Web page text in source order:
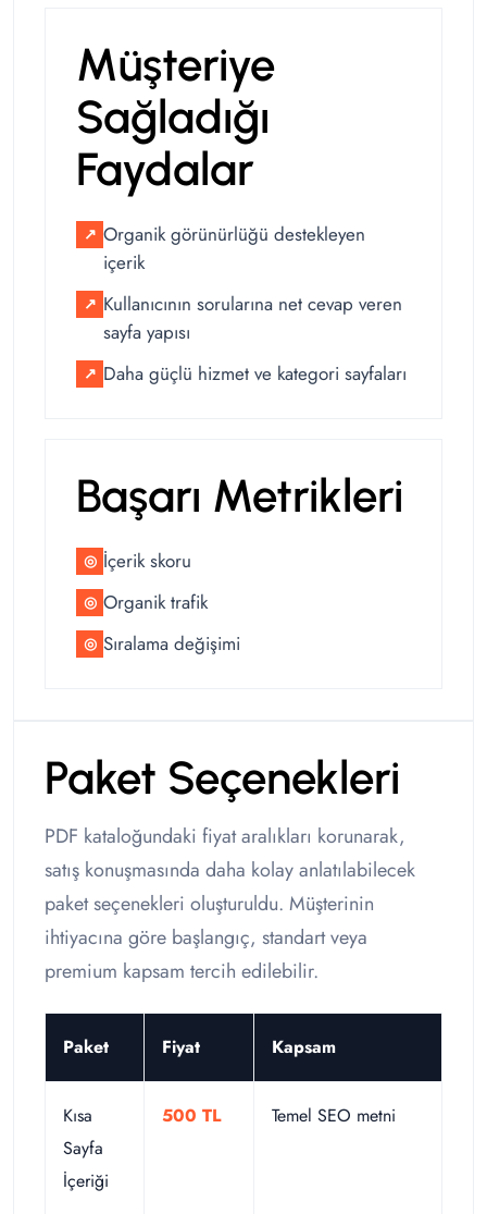
Müşteriye
Sağladığı
Faydalar
↗ Organik görünürlüğü destekleyen
içerik
↗ Kullanıcının sorularına net cevap veren
sayfa yapısı
↗ Daha güçlü hizmet ve kategori sayfaları
Başarı Metrikleri
◎ İçerik skoru
◎ Organik trafik
◎ Sıralama değişimi
Paket Seçenekleri
PDF kataloğundaki fiyat aralıkları korunarak,
satış konuşmasında daha kolay anlatılabilecek
paket seçenekleri oluşturuldu. Müşterinin
ihtiyacına göre başlangıç, standart veya
premium kapsam tercih edilebilir.
Paket Fiyat Kapsam
Kısa
Sayfa
İçeriği
500 TL Temel SEO metni